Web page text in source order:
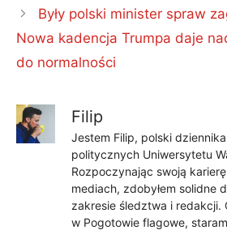
Były polski minister spraw
Nowa kadencja Trumpa daje
do normalności
Filip
Jestem Filip, polski
politycznych Uniwersytetu
Rozpoczynając swoją
mediach, zdobyłem solidne
zakresie śledztwa i redakcji.
w Pogotowie flagowe,